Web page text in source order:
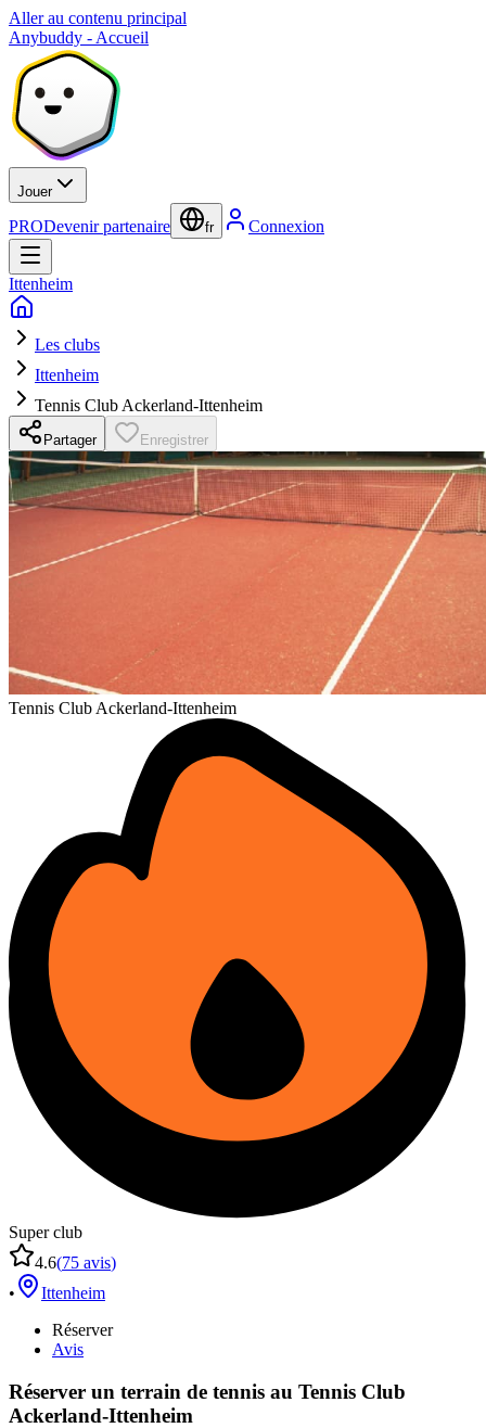
Aller au contenu principal
Anybuddy - Accueil
Jouer
PRODevenir partenaire fr Connexion
Ittenheim
Les clubs
Ittenheim
Tennis Club Ackerland-Ittenheim
Partager Enregistrer
Tennis Club Ackerland-Ittenheim
Super club
4.6(75 avis)
•
Ittenheim
Réserver
Avis
Réserver un terrain de tennis au Tennis Club
Ackerland-Ittenheim